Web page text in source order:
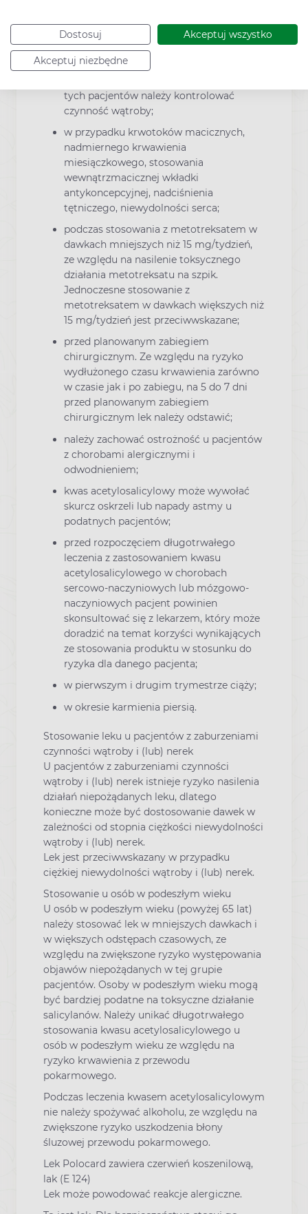
Dostosuj Akceptuj wszystko
Akceptuj niezbędne
reumatoidalnym zapaleniem stawów i
(lub) toczniem układowym oraz z
zaburzoną czynnością wątroby, gdyż
tych pacjentów należy kontrolować
czynność wątroby;
w przypadku krwotoków macicznych,
nadmiernego krwawienia
miesiączkowego, stosowania
wewnątrzmacicznej wkładki
antykoncepcyjnej, nadciśnienia
tętniczego, niewydolności serca;
podczas stosowania z metotreksatem w
dawkach mniejszych niż 15 mg/tydzień,
ze względu na nasilenie toksycznego
działania metotreksatu na szpik.
Jednoczesne stosowanie z
metotreksatem w dawkach większych niż
15 mg/tydzień jest przeciwwskazane;
przed planowanym zabiegiem
chirurgicznym. Ze względu na ryzyko
wydłużonego czasu krwawienia zarówno
w czasie jak i po zabiegu, na 5 do 7 dni
przed planowanym zabiegiem
chirurgicznym lek należy odstawić;
należy zachować ostrożność u pacjentów
z chorobami alergicznymi i
odwodnieniem;
kwas acetylosalicylowy może wywołać
skurcz oskrzeli lub napady astmy u
podatnych pacjentów;
przed rozpoczęciem długotrwałego
leczenia z zastosowaniem kwasu
acetylosalicylowego w chorobach
sercowo-naczyniowych lub mózgowo-
naczyniowych pacjent powinien
skonsultować się z lekarzem, który może
doradzić na temat korzyści wynikających
ze stosowania produktu w stosunku do
ryzyka dla danego pacjenta;
w pierwszym i drugim trymestrze ciąży;
w okresie karmienia piersią.
Stosowanie leku u pacjentów z zaburzeniami
czynności wątroby i (lub) nerek
U pacjentów z zaburzeniami czynności
wątroby i (lub) nerek istnieje ryzyko nasilenia
działań niepożądanych leku, dlatego
konieczne może być dostosowanie dawek w
zależności od stopnia ciężkości niewydolności
wątroby i (lub) nerek.
Lek jest przeciwwskazany w przypadku
ciężkiej niewydolności wątroby i (lub) nerek.
Stosowanie u osób w podeszłym wieku
U osób w podeszłym wieku (powyżej 65 lat)
należy stosować lek w mniejszych dawkach i
w większych odstępach czasowych, ze
względu na zwiększone ryzyko występowania
objawów niepożądanych w tej grupie
pacjentów. Osoby w podeszłym wieku mogą
być bardziej podatne na toksyczne działanie
salicylanów. Należy unikać długotrwałego
stosowania kwasu acetylosalicylowego u
osób w podeszłym wieku ze względu na
ryzyko krwawienia z przewodu
pokarmowego.
Podczas leczenia kwasem acetylosalicylowym
nie należy spożywać alkoholu, ze względu na
zwiększone ryzyko uszkodzenia błony
śluzowej przewodu pokarmowego.
Lek Polocard zawiera czerwień koszenilową,
lak (E 124)
Lek może powodować reakcje alergiczne.